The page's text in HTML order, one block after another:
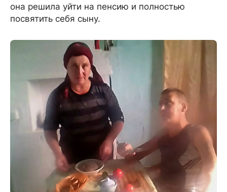
она решила уйти на пенсию и полностью
посвятить себя сыну.